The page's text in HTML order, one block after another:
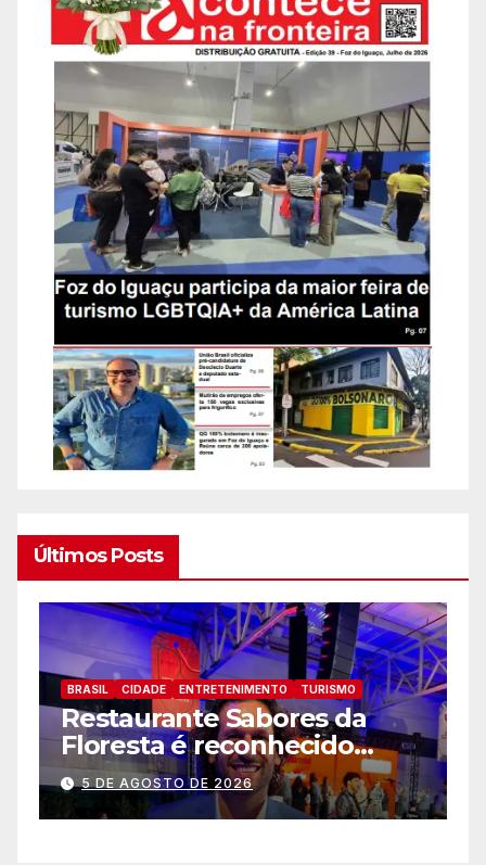
Últimos Posts
BRASIL CIDADE ENTRETENIMENTO TURISMO
Zoo Park Foz registra o
melhor mês dede sua
inauguração
5 DE AGOSTO DE 2026